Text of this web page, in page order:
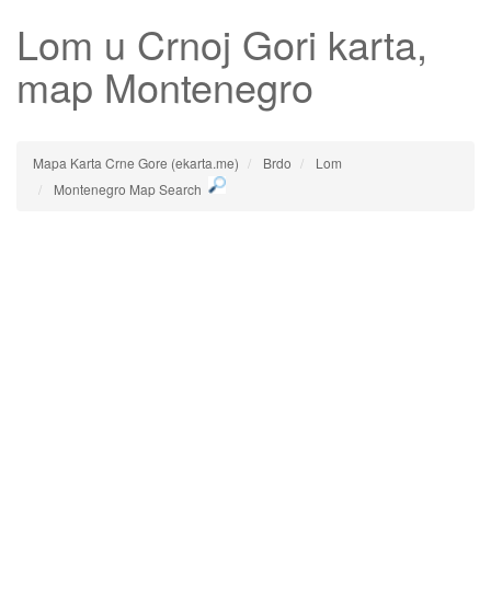
Lom u Crnoj Gori karta,
map Montenegro
Mapa Karta Crne Gore (ekarta.me) Brdo
Lom
Montenegro Map Search